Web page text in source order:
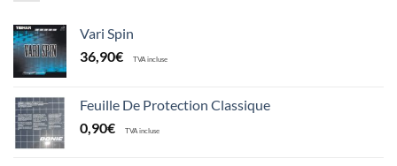
Vari Spin
36,90€ TVA incluse
Feuille De Protection Classique
0,90€ TVA incluse